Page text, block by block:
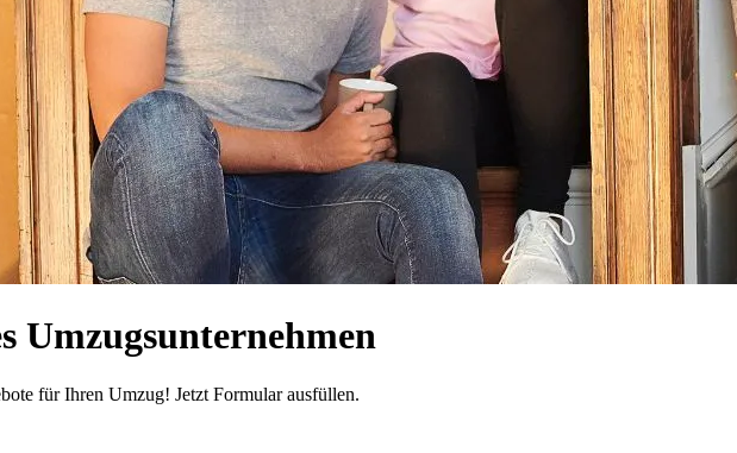
Umzugsunternehmen
für Ihren Umzug! Jetzt Formular ausfüllen.